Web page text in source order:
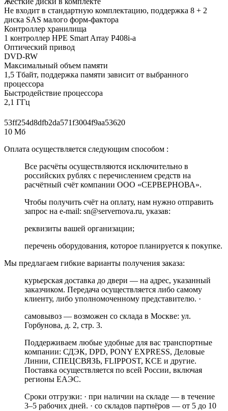
Не входит в стандартную комплектацию, поддержка 8 + 2
диска SAS малого форм-фактора
Контроллер хранилища
1 контроллер HPE Smart Array P408i-a
Оптический привод
DVD-RW
Максимальный объем памяти
1,5 Тбайт, поддержка памяти зависит от выбранного
процессора
Быстродействие процессора
2,1 ГГц
53ff254d8dfb2da571f3004f9aa53620
10 Мб
Оплата осуществляется следующим способом :
Все расчёты осуществляются исключительно в
российских рублях с перечислением средств на
расчётный счёт компании ООО «СЕРВЕРНОВА».
Чтобы получить счёт на оплату, нам нужно отправить
запрос на e-mail: sn@servernova.ru, указав:
реквизиты вашей организации;
перечень оборудования, которое планируется к покупке.
Мы предлагаем гибкие варианты получения заказа:
курьерская доставка до двери — на адрес, указанный
заказчиком. Передача осуществляется либо самому
клиенту, либо уполномоченному представителю. ·
самовывоз — возможен со склада в Москве: ул.
Горбунова, д. 2, стр. 3.
Поддерживаем любые удобные для вас транспортные
компании: СДЭК, DPD, PONY EXPRESS, Деловые
Линии, СПЕЦСВЯЗЬ, FLIPPOST, KCE и другие.
Поставка осуществляется по всей России, включая
регионы ЕАЭС.
Сроки отгрузки: · при наличии на складе — в течение
3–5 рабочих дней. · со складов партнёров — от 5 до 10